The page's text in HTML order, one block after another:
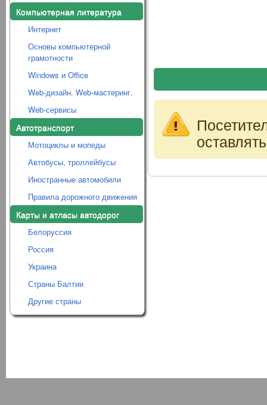
Компьютерная литература
Интернет
Основы компьютерной
грамотности
Windows и Office
Web-дизайн. Web-мастеринг.
Web-сервисы
Автотранспорт
Мотоциклы и мопеды
Автобусы, троллейбусы
Иностранные автомобили
Правила дорожного движения
Карты и атласы автодорог
Белоруссия
Россия
Украина
Страны Балтии
Другие страны